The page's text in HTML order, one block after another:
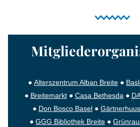
● Alterszentrum Alban Breite ●
● Breitemarkt ● Casa Bethesda ●
● Don Bosco Basel ●
● GGG Bibliothek Breite ●